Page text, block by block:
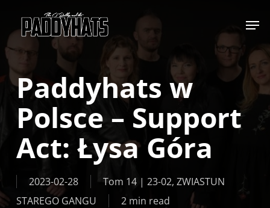
main
content
Jump to
Paddyhats w
Polsce – Support
Act: Łysa Góra
2023-02-28 Tom 14 | 23-02, ZWIASTUN
STAREGO GANGU
2 min read